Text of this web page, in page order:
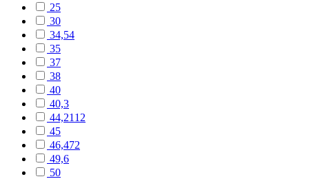
25
30
34,54
35
37
38
40
40,3
44,2112
45
46,472
49,6
50